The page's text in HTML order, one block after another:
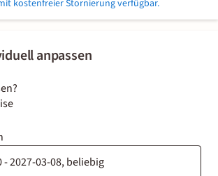
anpassen
kostenfreier Stornierung verfügbar.